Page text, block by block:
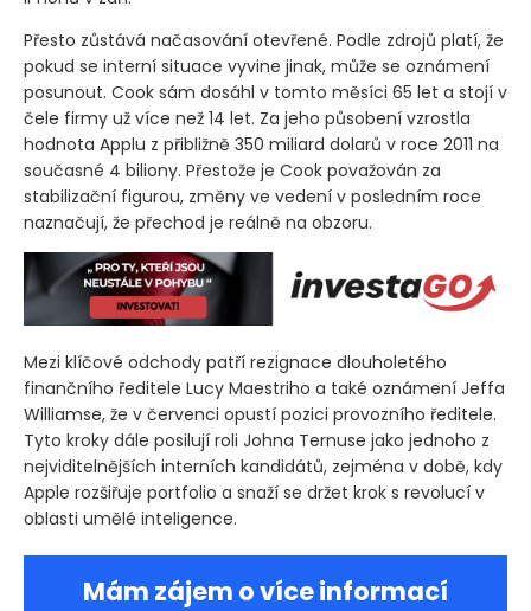
Přesto zůstává načasování otevřené. Podle zdrojů platí, že
pokud se interní situace vyvine jinak, může se oznámení
posunout. Cook sám dosáhl v tomto měsíci 65 let a stojí v
čele firmy už více než 14 let. Za jeho působení vzrostla
hodnota Applu z přibližně 350 miliard dolarů v roce 2011 na
současné 4 biliony. Přestože je Cook považován za
stabilizační figurou, změny ve vedení v posledním roce
naznačují, že přechod je reálně na obzoru.
Mezi klíčové odchody patří rezignace dlouholetého
finančního ředitele Lucy Maestriho a také oznámení Jeffa
Williamse, že v červenci opustí pozici provozního ředitele.
Tyto kroky dále posilují roli Johna Ternuse jako jednoho z
nejviditelnějších interních kandidátů, zejména v době, kdy
Apple rozšiřuje portfolio a snaží se držet krok s revolucí v
oblasti umělé inteligence.
Mám zájem o více informací